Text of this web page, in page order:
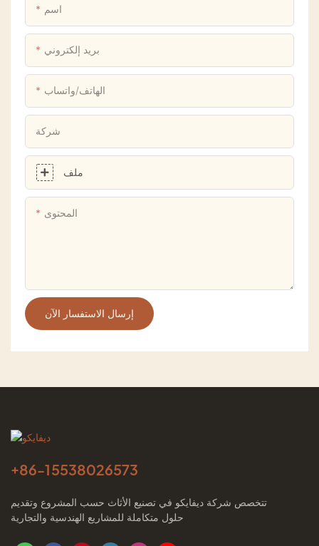
اسم
بريد إلكتروني
الهاتف/واتساب
شركة
ملف
المحتوى
إرسال الاستفسار الآن
+86-15538026573
تتخصص شركة ديفايكو في تصنيع الأثاث حسب المشروع وتقديم
حلول متكاملة للمشاريع الهندسية والتجارية